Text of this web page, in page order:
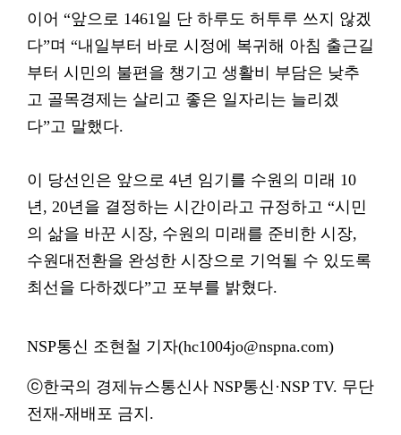
이어 “앞으로 1461일 단 하루도 허투루 쓰지 않겠
다”며 “내일부터 바로 시정에 복귀해 아침 출근길
부터 시민의 불편을 챙기고 생활비 부담은 낮추
고 골목경제는 살리고 좋은 일자리는 늘리겠
다”고 말했다.
이 당선인은 앞으로 4년 임기를 수원의 미래 10
년, 20년을 결정하는 시간이라고 규정하고 “시민
의 삶을 바꾼 시장, 수원의 미래를 준비한 시장,
수원대전환을 완성한 시장으로 기억될 수 있도록
최선을 다하겠다”고 포부를 밝혔다.
NSP통신 조현철 기자(hc1004jo@nspna.com)
ⓒ한국의 경제뉴스통신사 NSP통신·NSP TV. 무단
전재-재배포 금지.